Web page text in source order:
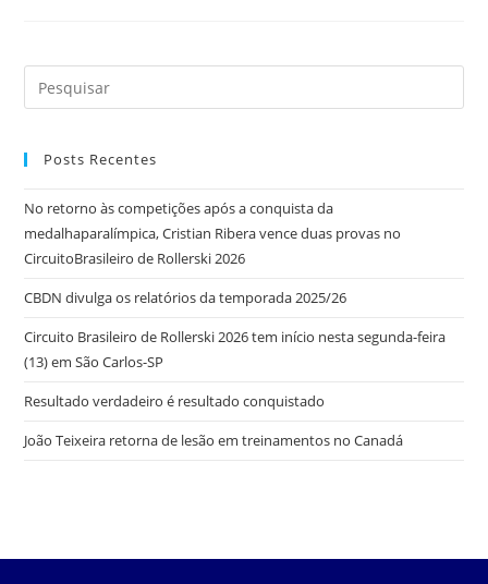
Posts Recentes
No retorno às competições após a conquista da
medalhaparalímpica, Cristian Ribera vence duas provas no
CircuitoBrasileiro de Rollerski 2026
CBDN divulga os relatórios da temporada 2025/26
Circuito Brasileiro de Rollerski 2026 tem início nesta segunda-feira
(13) em São Carlos-SP
Resultado verdadeiro é resultado conquistado
João Teixeira retorna de lesão em treinamentos no Canadá